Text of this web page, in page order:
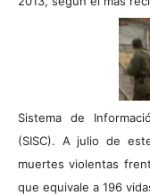
Sistema de
(SISC). A julio de
muertes violentas
que equivale a 196